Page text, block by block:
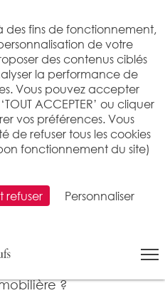
fonciers-
PROJETS
d'une
?
des fins de fonctionnement,
de votre
des contenus ciblés
la performance de
Vous pouvez accepter
ACCEPTER’ ou cliquer
vos préférences. Vous
de refuser tous les cookies
fonctionnement du site)
refuser Personnaliser